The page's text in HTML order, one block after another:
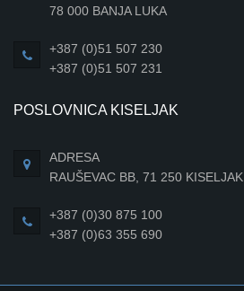
78 000 BANJA LUKA
+387 (0)51 507 230
+387 (0)51 507 231
POSLOVNICA KISELJAK
ADRESA
RAUŠEVAC BB, 71 250 KISELJAK
+387 (0)30 875 100
+387 (0)63 355 690